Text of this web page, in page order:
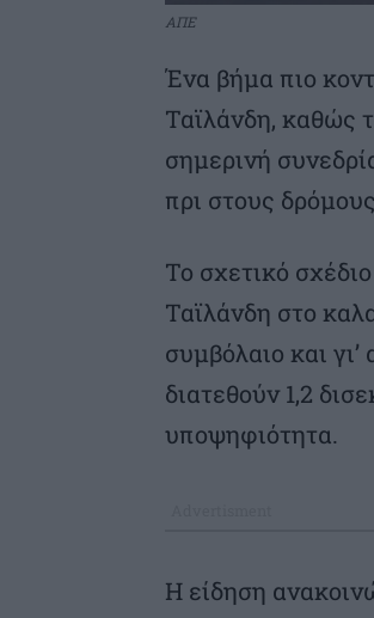
ΑΠΕ
Ένα βήμα πιο
Ταϊλάνδη, καθώς
σημερινή
πρι στους
Το σχετικό
Ταϊλάνδη στο
συμβόλαιο και
διατεθούν 1,2
υποψηφιότητα.
Η είδηση